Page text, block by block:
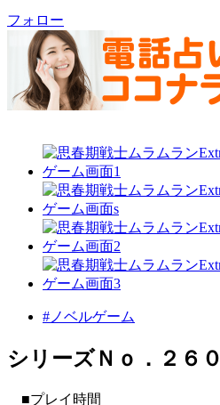
フォロー
#ノベルゲーム
シリーズＮｏ．２６０
■プレイ時間